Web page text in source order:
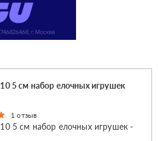
5 см набор елочных игрушек
1 отзыв
5 см набор елочных игрушек -